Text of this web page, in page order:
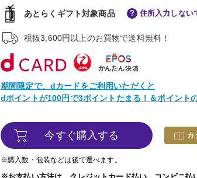
あとらくギフト対象商品 住所入力しない
税抜3,600円以上のお買物で送料無料！
期間限定で、dカードをご利用いただくと
dポイントが100円で3ポイントたまる！＆ポイント
今すぐ購入する カ
※購入数・包装などは後で選べます。